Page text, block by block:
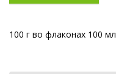
100 г во флаконах 100 мл